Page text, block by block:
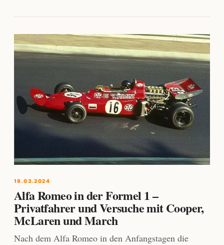
18.03.2024
Alfa Romeo in der Formel 1 –
Privatfahrer und Versuche mit Cooper,
McLaren und March
Nach dem Alfa Romeo in den Anfangstagen die